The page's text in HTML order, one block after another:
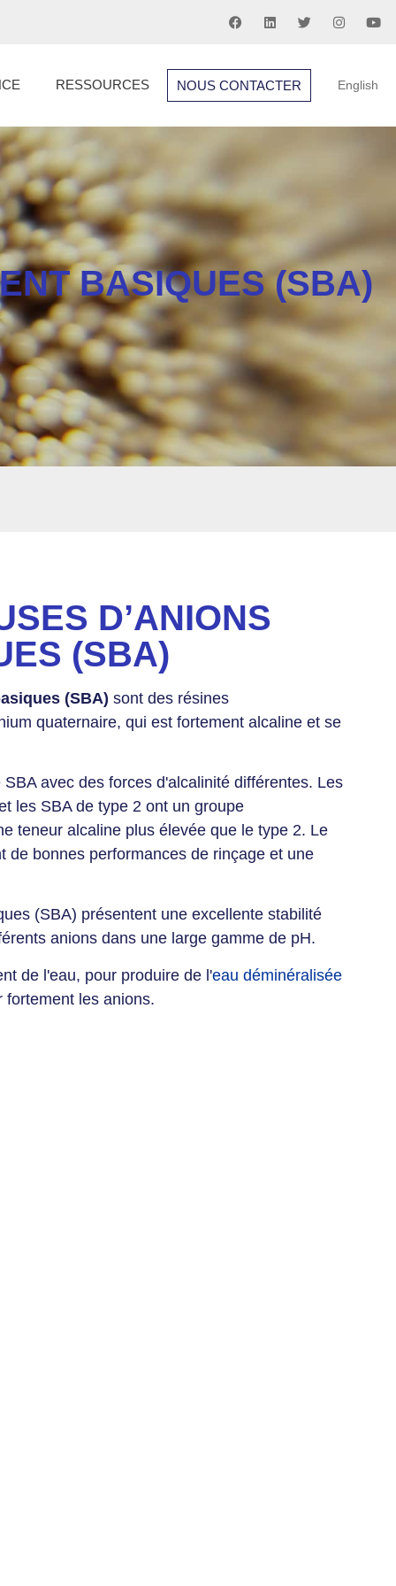
RESSOURCES NOUS CONTACTER English
BASIQUES (SBA)
D’ANIONS
(SBA)
(SBA) sont des résines
quaternaire, qui est fortement alcaline et se
avec des forces d'alcalinité différentes. Les
les SBA de type 2 ont un groupe
teneur alcaline plus élevée que le type 2. Le
de bonnes performances de rinçage et une
(SBA) présentent une excellente stabilité
anions dans une large gamme de pH.
de l'eau, pour produire de l'eau déminéralisée
fortement les anions.